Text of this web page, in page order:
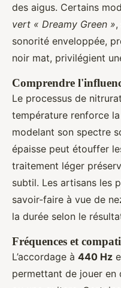
des aigus. Certains
vert « Dreamy Green »,
sonorité enveloppée,
noir mat, privilégient
Comprendre
Le processus de
température renforce
modelant son spectre
épaisse peut étouffer
traitement léger
subtil. Les artisans les
savoir-faire à vue de
la durée selon le
Fréquences et
L’accordage à 440 Hz
permettant de jouer en